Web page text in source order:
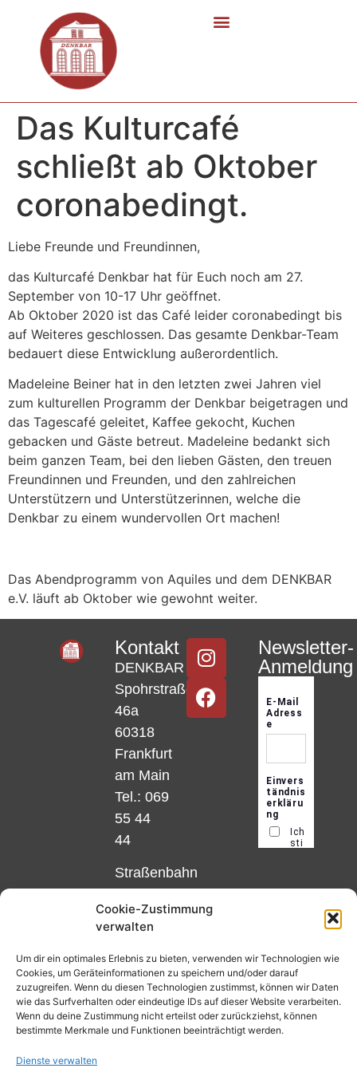
Cookie-Zustimmung
verwalten
Um dir ein optimales Erlebnis zu bieten, verwenden wir Technologien wie
Cookies, um Geräteinformationen zu speichern und/oder darauf
zuzugreifen. Wenn du diesen Technologien zustimmst, können wir Daten
wie das Surfverhalten oder eindeutige IDs auf dieser Website verarbeiten.
Wenn du deine Zustimmung nicht erteilst oder zurückziehst, können
bestimmte Merkmale und Funktionen beeinträchtigt werden.
Dienste verwalten
Das Kulturcafé
schließt ab Oktober
coronabedingt.
Liebe Freunde und Freundinnen,
das Kulturcafé Denkbar hat für Euch noch am 27.
September von 10-17 Uhr geöffnet.
Ab Oktober 2020 ist das Café leider coronabedingt bis
auf Weiteres geschlossen. Das gesamte Denkbar-Team
bedauert diese Entwicklung außerordentlich.
Madeleine Beiner hat in den letzten zwei Jahren viel
zum kulturellen Programm der Denkbar beigetragen und
das Tagescafé geleitet, Kaffee gekocht, Kuchen
gebacken und Gäste betreut. Madeleine bedankt sich
beim ganzen Team, bei den lieben Gästen, den treuen
Freundinnen und Freunden, und den zahlreichen
Unterstützern und Unterstützerinnen, welche die
Denkbar zu einem wundervollen Ort machen!
Das Abendprogramm von Aquiles und dem DENKBAR
e.V. läuft ab Oktober wie gewohnt weiter.
Kontakt
DENKBAR
Spohrstraße
46a
60318
Frankfurt
am Main
Tel.: 069
55 44
44
Straßenbahn
und 12,
Matthias-
Beltz-
Platz
oder
Newsletter-
Anmeldung